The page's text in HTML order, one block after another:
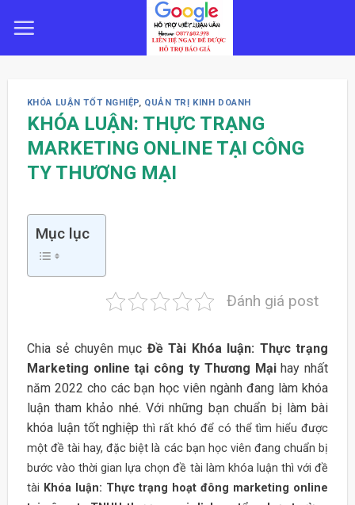
KHÓA LUẬN TỐT NGHIỆP, QUẢN TRỊ KINH DOANH
KHÓA LUẬN: THỰC TRẠNG
MARKETING ONLINE TẠI CÔNG
TY THƯƠNG MẠI
Mục lục
Đánh giá post
Chia sẻ chuyên mục Đề Tài Khóa luận: Thực trạng
Marketing online tại công ty Thương Mạihay nhất
năm 2022 cho các bạn học viên ngành đang làm khóa
luận tham khảo nhé. Với những bạn chuẩn bị làm bài
khóa luận tốt nghiệp thì rất khó để có thể tìm hiểu được
một đề tài hay, đặc biệt là các bạn học viên đang chuẩn bị
bước vào thời gian lựa chọn đề tài làm khóa luận thì với đề
tài Khóa luận: Thực trạng hoạt đông marketing online